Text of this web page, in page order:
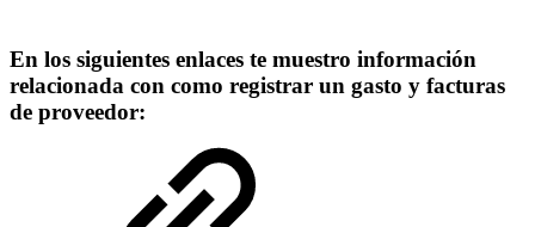
En los siguientes enlaces te muestro información
relacionada con como registrar un gasto y facturas
de proveedor: